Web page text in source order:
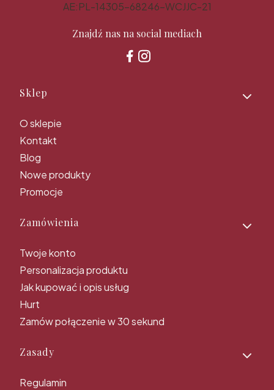
AE:PL-14305-68246-WCJJC-21
Znajdź nas na social mediach
Linki w stopce
Sklep
O sklepie
Kontakt
Blog
Nowe produkty
Promocje
Zamówienia
Twoje konto
Personalizacja produktu
Jak kupować i opis usług
Hurt
Zamów połączenie w 30 sekund
Zasady
Regulamin